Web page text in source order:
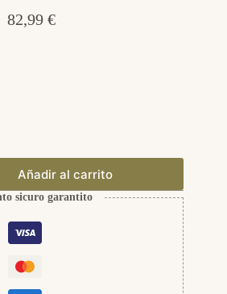
82,99 €
Añadir al carrito
sicuro garantito